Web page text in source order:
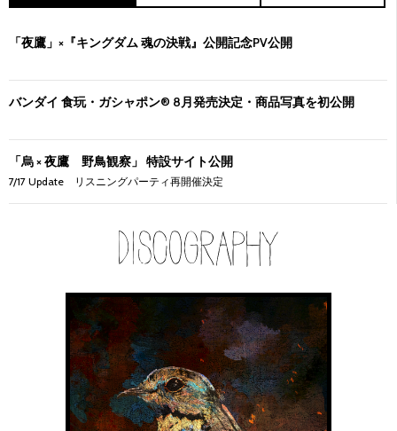
「夜鷹」×『キングダム 魂の決戦』公開記念PV公開
バンダイ 食玩・ガシャポン® 8月発売決定・商品写真を初公開
「烏 × 夜鷹 野鳥観察」 特設サイト公開
7/17 Update リスニングパーティ再開催決定